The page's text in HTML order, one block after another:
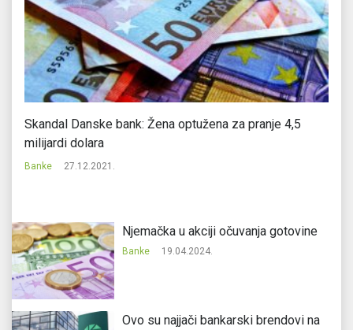
Skandal Danske bank: Žena optužena za pranje 4,5
milijardi dolara
Banke 27.12.2021.
Njemačka u akciji očuvanja gotovine
Banke 19.04.2024.
Ovo su najjači bankarski brendovi na